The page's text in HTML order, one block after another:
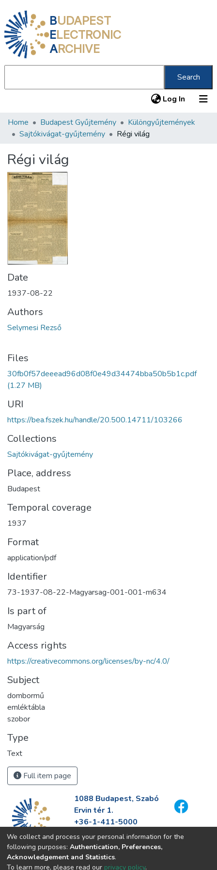
BUDAPEST
ELECTRONIC
ARCHIVE
Search
Log In (current)
Communities & Collections
Statistics
About us
Home Budapest Gyűjtemény
Különgyűjtemények
Sajtókivágat-gyűjtemény
Régi világ
Régi világ
Date
1937-08-22
Authors
Selymesi Rezső
Files
30fb0f57deeead96d08f0e49d34474bba50b5b1c.pdf
(1.27 MB)
URI
https://bea.fszek.hu/handle/20.500.14711/103266
Collections
Sajtókivágat-gyűjtemény
Place, address
Budapest
Temporal coverage
1937
Format
application/pdf
Identifier
73-1937-08-22-Magyarsag-001-001-m634
Is part of
Magyarság
Access rights
https://creativecommons.org/licenses/by-nc/4.0/
Subject
dombormű
emléktábla
szobor
Type
Text
Full item page
1088 Budapest, Szabó
Ervin tér 1.
+36-1-411-5000
info@fszek.hu
https://fszek.hu
We collect and process your personal information for the
following purposes: Authentication, Preferences,
Acknowledgement and Statistics.
To learn more, please read our privacy policy.